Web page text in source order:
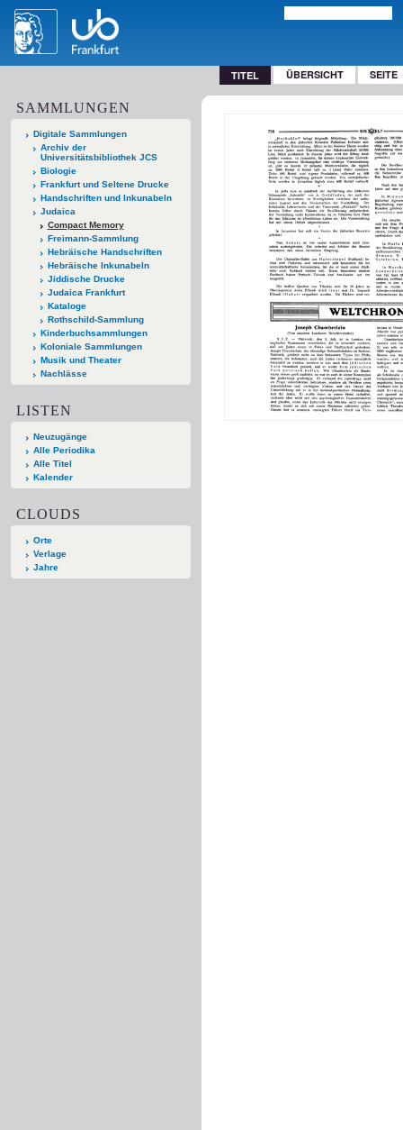
TITEL ÜBERSICHT SEITE
SAMMLUNGEN
Digitale Sammlungen
Archiv der
Universitätsbibliothek JCS
Biologie
Frankfurt und Seltene Drucke
Handschriften und Inkunabeln
Judaica
Compact Memory
Freimann-Sammlung
Hebräische Handschriften
Hebräische Inkunabeln
Jiddische Drucke
Judaica Frankfurt
Kataloge
Rothschild-Sammlung
Kinderbuchsammlungen
Koloniale Sammlungen
Musik und Theater
Nachlässe
LISTEN
Neuzugänge
Alle Periodika
Alle Titel
Kalender
CLOUDS
Orte
Verlage
Jahre